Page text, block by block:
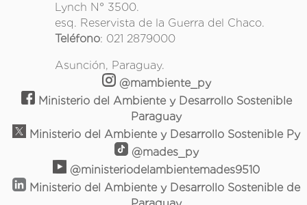
Lynch N° 3500.
esq. Reservista de la Guerra del Chaco.
Teléfono: 021 2879000
Asunción, Paraguay.
@mambiente_py
Ministerio del Ambiente y Desarrollo Sostenible
Paraguay
Ministerio del Ambiente y Desarrollo Sostenible Py
@mades_py
@ministeriodelambientemades9510
Ministerio del Ambiente y Desarrollo Sostenible de